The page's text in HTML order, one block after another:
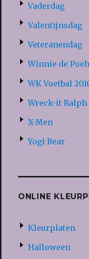
Vaderdag
Valentijnsdag
Veteranendag
Winnie de Poeh
WK Voetbal
Wreck-it Ralph
X-Men
Yogi Bear
ONLINE
Kleurplaten
Halloween